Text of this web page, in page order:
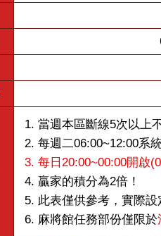
1. 當週本區斷線5次以上
2. 每週二06:00~12:00系
3. 每日20:00~00:00開啟
4. 贏家的積分為2倍！
5. 此表僅供參考，實際
6. 麻將館任務部份僅限於